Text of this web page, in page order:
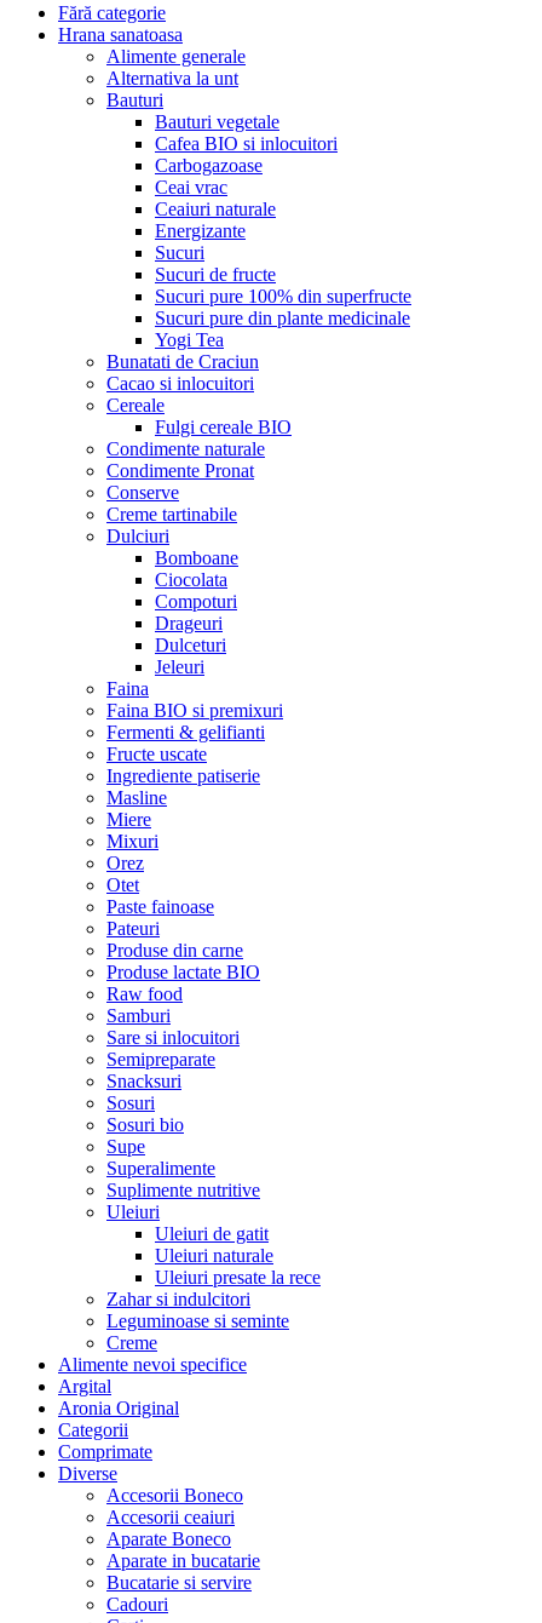
Fără categorie
Hrana sanatoasa
Alimente generale
Alternativa la unt
Bauturi
Bauturi vegetale
Cafea BIO si inlocuitori
Carbogazoase
Ceai vrac
Ceaiuri naturale
Energizante
Sucuri
Sucuri de fructe
Sucuri pure 100% din superfructe
Sucuri pure din plante medicinale
Yogi Tea
Bunatati de Craciun
Cacao si inlocuitori
Cereale
Fulgi cereale BIO
Condimente naturale
Condimente Pronat
Conserve
Creme tartinabile
Dulciuri
Bomboane
Ciocolata
Compoturi
Drageuri
Dulceturi
Jeleuri
Faina
Faina BIO si premixuri
Fermenti & gelifianti
Fructe uscate
Ingrediente patiserie
Masline
Miere
Mixuri
Orez
Otet
Paste fainoase
Pateuri
Produse din carne
Produse lactate BIO
Raw food
Samburi
Sare si inlocuitori
Semipreparate
Snacksuri
Sosuri
Sosuri bio
Supe
Superalimente
Suplimente nutritive
Uleiuri
Uleiuri de gatit
Uleiuri naturale
Uleiuri presate la rece
Zahar si indulcitori
Leguminoase si seminte
Creme
Alimente nevoi specifice
Argital
Aronia Original
Categorii
Comprimate
Diverse
Accesorii Boneco
Accesorii ceaiuri
Aparate Boneco
Aparate in bucatarie
Bucatarie si servire
Cadouri